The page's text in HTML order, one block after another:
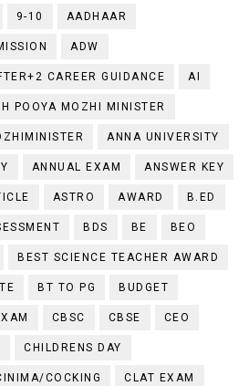
9-10 AADHAAR
ADW
CAREER GUIDANCE AI
POOYA MOZHI MINISTER
ANNA UNIVERSITY
ANNUAL EXAM ANSWER KEY
ASTRO AWARD B.ED
BDS BE BEO
BEST SCIENCE TEACHER AWARD
BT TO PG BUDGET
CBSC CBSE CEO
CHILDRENS DAY
COCKING CLAT EXAM